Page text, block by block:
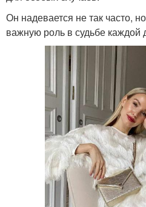
Он надевается не так часто,
важную роль в судьбе каждой